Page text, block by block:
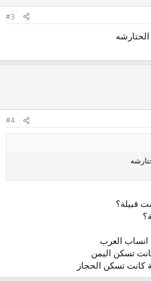
#3
#4
قبيلة؟
العرب
تسكن اليمن
كانت تسكن الحجاز